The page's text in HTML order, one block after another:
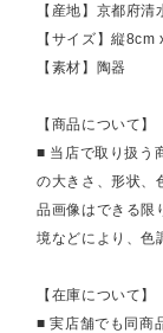
【産地】京都府清
【サイズ】縦
【素材】陶器
【商品について】
■ 当店で取り扱う
の大きさ、形状、
品画像はできる限
境などにより、色
【在庫について】
■ 実店舗でも同商